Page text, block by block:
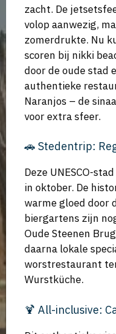
zacht. De
volop aanwezig,
zomerdrukte. Nu
scoren bij nikki
door de oude stad
authentieke
Naranjos – de
voor extra sfeer.
🚗 Stedentrip:
Deze UNESCO-
in oktober. De
warme gloed door
biergartens zijn
Oude Steenen
daarna lokale
worstrestaurant
Wurstküche.
🍹 All-inclusive: